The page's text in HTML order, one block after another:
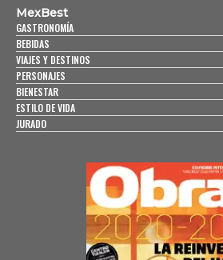
MexBest
GASTRONOMÍA
BEBIDAS
VIAJES Y DESTINOS
PERSONAJES
BIENESTAR
ESTILO DE VIDA
JURADO